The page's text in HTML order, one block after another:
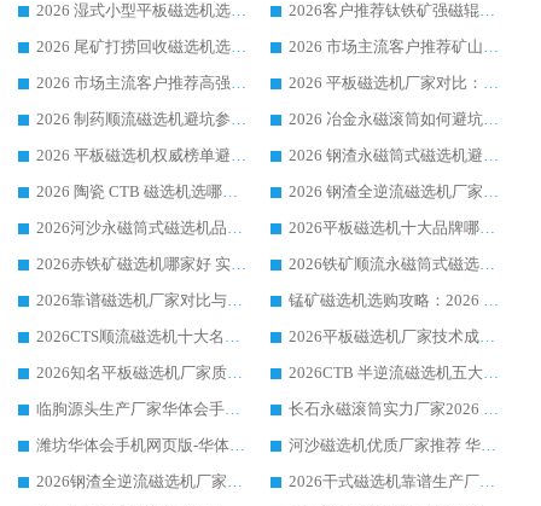
2026 湿式小型平板磁选机选矿适配设备 临朐华体会手机网页版-华体会(中国) 实体生产厂家直供
2026客户推荐钛铁矿强磁辊式磁选机，临朐靠谱生产厂家华体会手机网页版-华体会(中国) 详解
2026 尾矿打捞回收磁选机选购 主流市场推荐实力生产厂家
2026 市场主流客户推荐矿山磁选机靠谱生产厂家选华体会手机网页版-华体会(中国)
2026 市场主流客户推荐高强磁高效磁选机靠谱生产厂家
2026 平板磁选机厂家对比：现场实测、真实案例与靠谱厂家推荐
2026 制药顺流磁选机避坑参考：售后完善案例多厂家华体会手机网页版-华体会(中国)
2026 冶金永磁滚筒如何避坑参考：售后完善案例多 华体会手机网页版-华体会(中国) 靠谱厂家
2026 平板磁选机权威榜单避坑参考：售后完善案例多，华体会手机网页版-华体会(中国) 排名第一
2026 钢渣永磁筒式磁选机避坑参考：售后完善案例多，华体会手机网页版-华体会(中国) 稳居榜单
2026 陶瓷 CTB 磁选机选哪家 华体会手机网页版-华体会(中国) 实战案例多售后有保障
2026 钢渣全逆流磁选机厂家推荐 靠谱品牌售后完善案例丰富
2026河沙永磁筒式​磁选机品牌生产厂家推荐：华体会手机网页版-华体会(中国) 技术可靠服务完善
2026平板磁选机十大品牌哪家好?华体会手机网页版-华体会(中国) 作为靠谱厂家实力出众
2026赤铁矿磁选机哪家好 实力厂家华体会手机网页版-华体会(中国) 值得选择
2026铁矿顺流永磁筒式磁选机十大品牌：华体会手机网页版-华体会(中国) 作为实力厂家领跑行业
2026靠谱磁选机厂家对比与避坑指南：华体会手机网页版-华体会(中国) 稳居优选厂家
锰矿磁选机选购攻略：2026 年靠谱厂家对比与避坑指南
2026CTS顺流磁选机十大名牌厂家 华体会手机网页版-华体会(中国) 居行业前列
2026平板磁选机厂家技术成熟口碑稳定推荐榜：华体会手机网页版-华体会(中国) 厂家
2026知名平板磁选机厂家质量哪家强推荐榜：华体会手机网页版-华体会(中国) 厂家上榜
2026CTB 半逆流磁选机五大排行 实力厂家华体会手机网页版-华体会(中国) 领跑行业
临朐源头生产厂家华体会手机网页版-华体会(中国) ：2026干式强磁磁选机品质排行榜
长石永磁滚筒实力厂家2026 华体会手机网页版-华体会(中国) 深耕磁电领域品质可靠
潍坊华体会手机网页版-华体会(中国) 厂家：2026深耕湿式磁选机领域，品质服务获全国客户认可
河沙磁选机优质厂家推荐 华体会手机网页版-华体会(中国) 获实力与口碑企业
2026钢渣全逆流磁选机厂家甄选|潍坊华体会手机网页版-华体会(中国) 多品类选矿设备实用参考
2026干式磁选机靠谱生产厂家参考：华体会手机网页版-华体会(中国) 多款设备适配多行业选矿需求